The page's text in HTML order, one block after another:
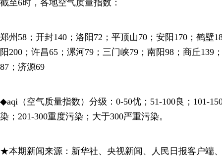
截至6时，各地空气质量指数：
郑州58；开封140；洛阳72；平顶山70；安阳170；鹤壁
阳200；许昌65；漯河79；三门峡79；南阳98；商丘139
87；济源69
◆aqi（空气质量指数）分级：0-50优；51-100良；101-
染；201-300重度污染；大于300严重污染。
★本期新闻来源：新华社、央视新闻、人民日报客户端